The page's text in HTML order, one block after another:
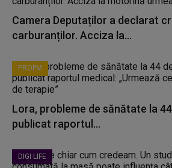
Camera Deputaților a declarat
carburanților. Acciza la...
PROFM
Lora, probleme de sănătate la
publicat raportul...
DIGI LIFE